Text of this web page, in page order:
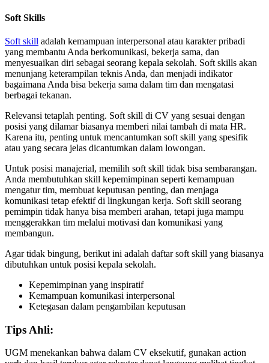
Soft Skills
Soft skill adalah kemampuan interpersonal atau karakter pribadi
yang membantu Anda berkomunikasi, bekerja sama, dan
menyesuaikan diri sebagai seorang kepala sekolah. Soft skills akan
menunjang keterampilan teknis Anda, dan menjadi indikator
bagaimana Anda bisa bekerja sama dalam tim dan mengatasi
berbagai tekanan.
Relevansi tetaplah penting. Soft skill di CV yang sesuai dengan
posisi yang dilamar biasanya memberi nilai tambah di mata HR.
Karena itu, penting untuk mencantumkan soft skill yang spesifik
atau yang secara jelas dicantumkan dalam lowongan.
Untuk posisi manajerial, memilih soft skill tidak bisa sembarangan.
Anda membutuhkan skill kepemimpinan seperti kemampuan
mengatur tim, membuat keputusan penting, dan menjaga
komunikasi tetap efektif di lingkungan kerja. Soft skill seorang
pemimpin tidak hanya bisa memberi arahan, tetapi juga mampu
menggerakkan tim melalui motivasi dan komunikasi yang
membangun.
Agar tidak bingung, berikut ini adalah daftar soft skill yang biasanya
dibutuhkan untuk posisi kepala sekolah.
Kepemimpinan yang inspiratif
Kemampuan komunikasi interpersonal
Ketegasan dalam pengambilan keputusan
Tips Ahli:
UGM menekankan bahwa dalam CV eksekutif, gunakan action